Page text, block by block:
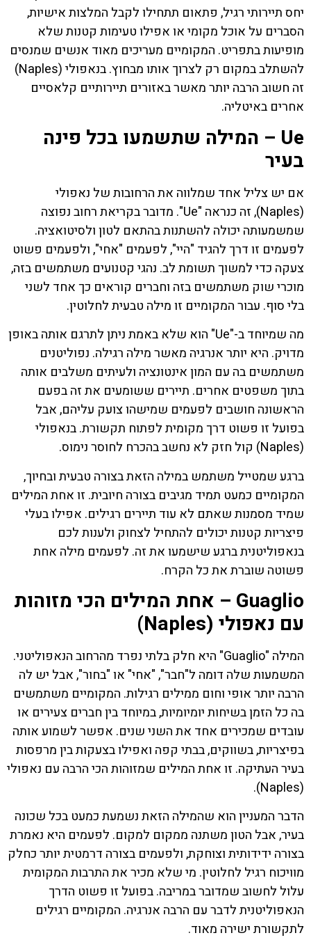
יחס תיירותי רגיל, פתאום תתחילו לקבל המלצות אישיות,
הסברים על אוכל מקומי או אפילו טעימות קטנות שלא
מופיעות בתפריט. המקומיים מעריכים מאוד אנשים שמנסים
להשתלב במקום רק לצרוך אותו מבחוץ. בנאפולי (Naples)
זה חשוב הרבה יותר מאשר באזורים תיירותיים קלאסיים
אחרים באיטליה.
Ue – המילה שתשמעו בכל פינה
בעיר
אם יש צליל אחד שמלווה את הרחובות של נאפולי
(Naples), זה כנראה "Ue". מדובר בקריאת רחוב נפוצה
שמשמעותה יכולה להשתנות בהתאם לטון ולסיטואציה.
לפעמים זו דרך להגיד "היי", לפעמים "אחי", ולפעמים פשוט
צעקה כדי למשוך תשומת לב. נהגי קטנועים משתמשים בזה,
מוכרי שוק משתמשים בזה וחברים קוראים כך אחד לשני
בלי סוף. עבור המקומיים זו מילה טבעית לחלוטין.
מה שמיוחד ב-"Ue" הוא שלא באמת ניתן לתרגם אותה באופן
מדויק. היא יותר אנרגיה מאשר מילה רגילה. נפוליטנים
משתמשים בה עם המון אינטונציה ולעיתים משלבים אותה
בתוך משפטים אחרים. תיירים ששומעים את זה בפעם
הראשונה חושבים לפעמים שמישהו צועק עליהם, אבל
בפועל זו פשוט דרך מקומית לפתוח תקשורת. בנאפולי
(Naples) קול חזק לא נחשב בהכרח לחוסר נימוס.
ברגע שמטייל משתמש במילה הזאת בצורה טבעית ובחיוך,
המקומיים כמעט תמיד מגיבים בצורה חיובית. זו אחת המילים
שמיד מסמנות שאתם לא עוד תיירים רגילים. אפילו בעלי
פיצריות קטנות יכולים להתחיל לצחוק ולענות לכם
בנאפוליטנית ברגע שישמעו את זה. לפעמים מילה אחת
פשוטה שוברת את כל הקרח.
Guaglio – אחת המילים הכי מזוהות
עם נאפולי (Naples)
המילה "Guaglio" היא חלק בלתי נפרד מהרחוב הנאפוליטני.
המשמעות שלה דומה ל"חבר", "אחי" או "בחור", אבל יש לה
הרבה יותר אופי וחום ממילים רגילות. המקומיים משתמשים
בה כל הזמן בשיחות יומיומיות, במיוחד בין חברים צעירים או
עובדים שמכירים אחד את השני שנים. אפשר לשמוע אותה
בפיצריות, בשווקים, בבתי קפה ואפילו בצעקות בין מרפסות
בעיר העתיקה. זו אחת המילים שמזוהות הכי הרבה עם נאפולי
(Naples).
הדבר המעניין הוא שהמילה הזאת נשמעת כמעט בכל שכונה
בעיר, אבל הטון משתנה ממקום למקום. לפעמים היא נאמרת
בצורה ידידותית וצוחקת, ולפעמים בצורה דרמטית יותר כחלק
מוויכוח רגיל לחלוטין. מי שלא מכיר את התרבות המקומית
עלול לחשוב שמדובר במריבה. בפועל זו פשוט הדרך
הנאפוליטנית לדבר עם הרבה אנרגיה. המקומיים רגילים
לתקשורת ישירה מאוד.